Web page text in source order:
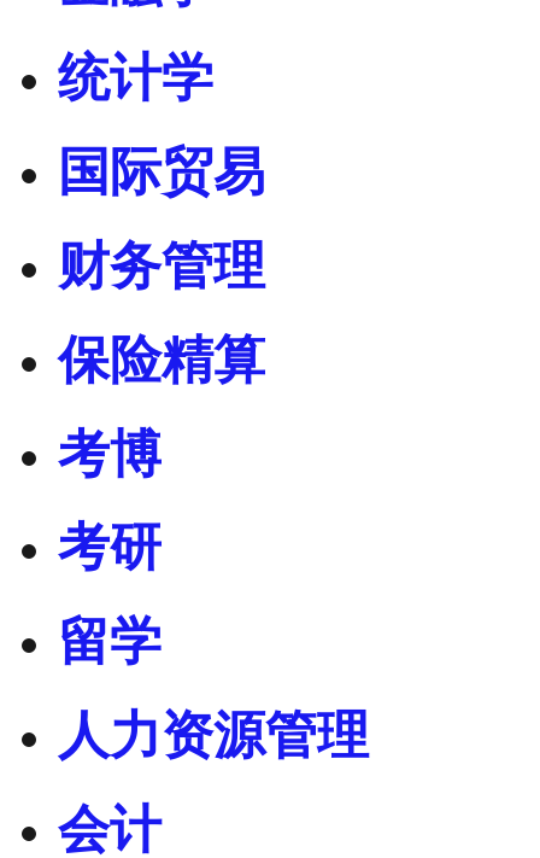
统计学
国际贸易
财务管理
保险精算
考博
考研
留学
人力资源管理
会计